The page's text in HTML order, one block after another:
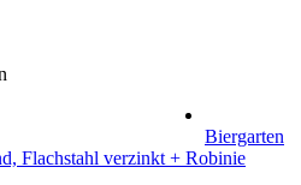
Biergarten
Flachstahl verzinkt + Robinie